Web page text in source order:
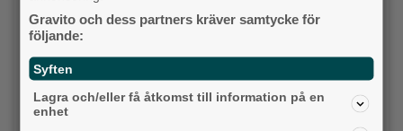
Miljöpartiet
Kristdemokraterna
Centerpartiet
Gravito och dess partners kräver samtycke för
följande:
Syften
Lagra och/eller få åtkomst till information på en
enhet